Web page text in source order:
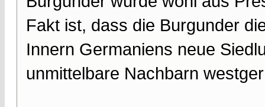
Fakt ist, dass die Burgunder
Innern Germaniens neue
unmittelbare Nachbarn